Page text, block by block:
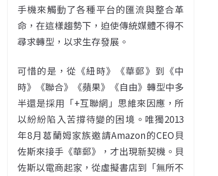
手機來觸動了各種平台的匯流與整合革
命，在這樣趨勢下，迫使傳統媒體不得不
尋求轉型，以求生存發展。
可惜的是，從《紐時》《華郵》到《中
時》《聯合》《蘋果》《自由》轉型中多
半還是採用「+互聯網」思維來因應，所
以紛紛陷入苦撐待變的困境。唯獨2013
年8月葛蘭姆家族邀請Amazon的CEO貝
佐斯來接手《華郵》，才出現新契機。貝
佐斯以電商起家，從虛擬書店到「無所不